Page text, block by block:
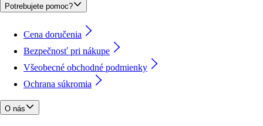
Potrebujete pomoc?
Cena doručenia
Bezpečnosť pri nákupe
Všeobecné obchodné podmienky
Ochrana súkromia
O nás